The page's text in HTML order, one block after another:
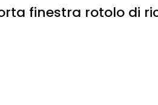
finestra rotolo di